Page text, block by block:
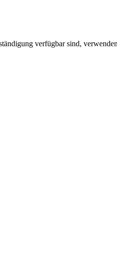
verfügbar sind,